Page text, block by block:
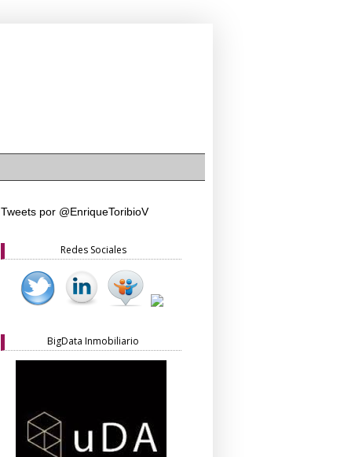
Tweets por @EnriqueToribioV
Redes Sociales
BigData Inmobiliario